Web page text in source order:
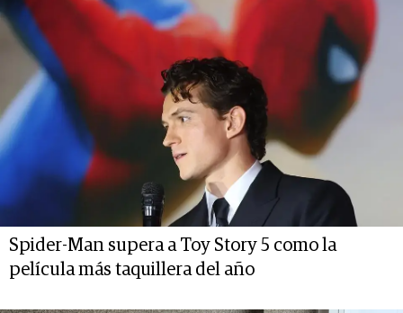
Spider-Man supera a Toy Story 5 como la
película más taquillera del año